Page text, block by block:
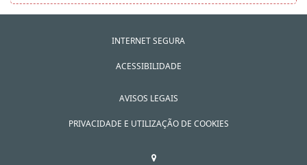
INTERNET SEGURA
ACESSIBILIDADE
AVISOS LEGAIS
PRIVACIDADE E UTILIZAÇÃO DE COOKIES